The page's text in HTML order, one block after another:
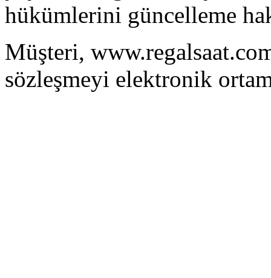
hükümlerini güncelleme
Müşteri,
sözleşmeyi elektronik